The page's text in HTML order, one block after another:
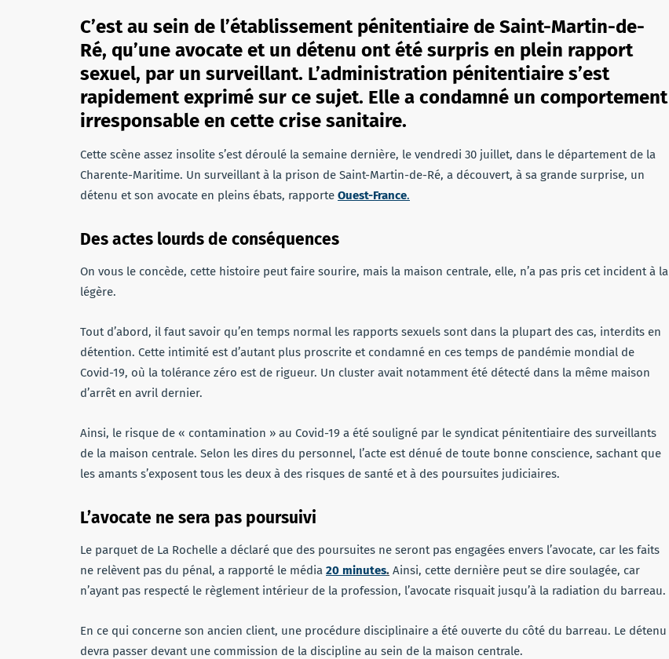
C’est au sein de l’établissement pénitentiaire de Saint-Martin-de-
Ré, qu’une avocate et un détenu ont été surpris en plein rapport
sexuel, par un surveillant. L’administration pénitentiaire s’est
rapidement exprimé sur ce sujet. Elle a condamné un comportement
irresponsable en cette crise sanitaire.
Cette scène assez insolite s’est déroulé la semaine dernière, le vendredi 30 juillet, dans le département de la
Charente-Maritime. Un surveillant à la prison de Saint-Martin-de-Ré, a découvert, à sa grande surprise, un
détenu et son avocate en pleins ébats, rapporte Ouest-France.
Des actes lourds de conséquences
On vous le concède, cette histoire peut faire sourire, mais la maison centrale, elle, n’a pas pris cet incident à la
légère.
Tout d’abord, il faut savoir qu’en temps normal les rapports sexuels sont dans la plupart des cas, interdits en
détention. Cette intimité est d’autant plus proscrite et condamné en ces temps de pandémie mondial de
Covid-19, où la tolérance zéro est de rigueur. Un cluster avait notamment été détecté dans la même maison
d’arrêt en avril dernier.
Ainsi, le risque de « contamination » au Covid-19 a été souligné par le syndicat pénitentiaire des surveillants
de la maison centrale. Selon les dires du personnel, l’acte est dénué de toute bonne conscience, sachant que
les amants s’exposent tous les deux à des risques de santé et à des poursuites judiciaires.
L’avocate ne sera pas poursuivi
Le parquet de La Rochelle a déclaré que des poursuites ne seront pas engagées envers l’avocate, car les faits
ne relèvent pas du pénal, a rapporté le média 20 minutes. Ainsi, cette dernière peut se dire soulagée, car
n’ayant pas respecté le règlement intérieur de la profession, l’avocate risquait jusqu’à la radiation du barreau.
En ce qui concerne son ancien client, une procédure disciplinaire a été ouverte du côté du barreau. Le détenu
devra passer devant une commission de la discipline au sein de la maison centrale.